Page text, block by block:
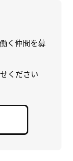
く仲間を募
ください